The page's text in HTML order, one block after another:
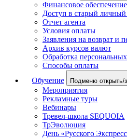
Финансовое
Доступ в старый личный
Отчет агента
Условия оплаты
Заявления на возврат и
Архив курсов валют
Обработка
Способы оплаты
Обучение
Подменю открыть/
Мероприятия
Рекламные туры
Вебинары
Тревел-школа SEQUOIA
ТрЭволюция
День «Русского